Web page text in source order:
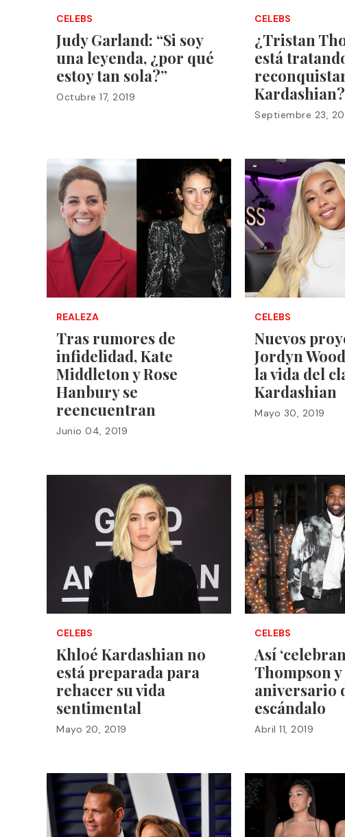
CELEBS
Judy Garland: “Si soy
una leyenda, ¿por qué
estoy tan sola?”
Octubre 17, 2019
CELEBS
¿Tristan
está
Kardashian?
Septiembre 23,
REALEZA
Tras rumores de
infidelidad, Kate
Middleton y Rose
Hanbury se
reencuentran
Junio 04, 2019
CELEBS
Nuevos
Jordyn
la vida del
Kardashian
Mayo 30, 2019
CELEBS
Khloé Kardashian no
está preparada para
rehacer su vida
sentimental
Mayo 20, 2019
CELEBS
Así
Thompson
aniversario
escándalo
Abril 11, 2019